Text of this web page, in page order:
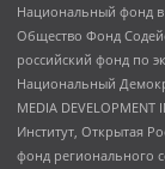
Национальный фонд в
Общество Фонд
российский фонд по
Национальный
MEDIA
Институт, Открытая
фонд регионального